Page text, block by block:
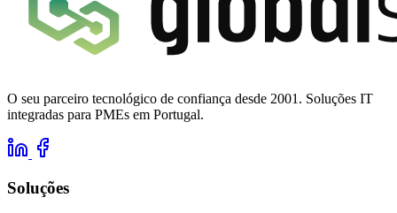
O seu parceiro tecnológico de confiança desde 2001. Soluções IT
integradas para PMEs em Portugal.
Soluções